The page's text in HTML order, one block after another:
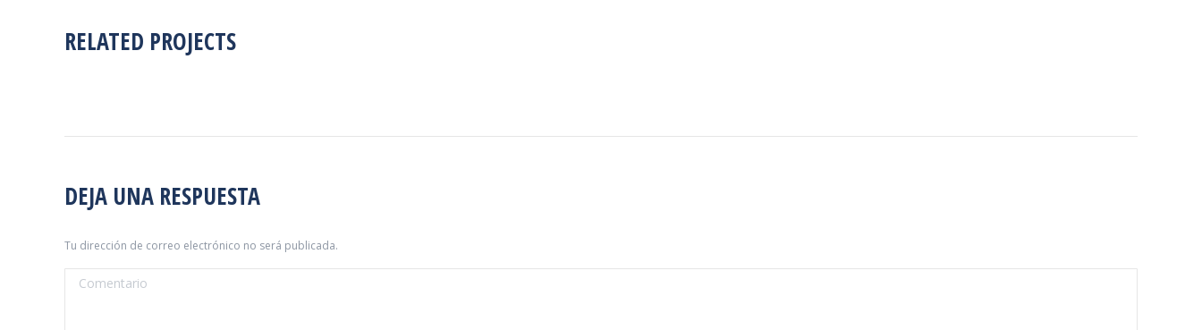
RELATED PROJECTS
DEJA UNA RESPUESTA
Tu dirección de correo electrónico no será publicada.
Comentario